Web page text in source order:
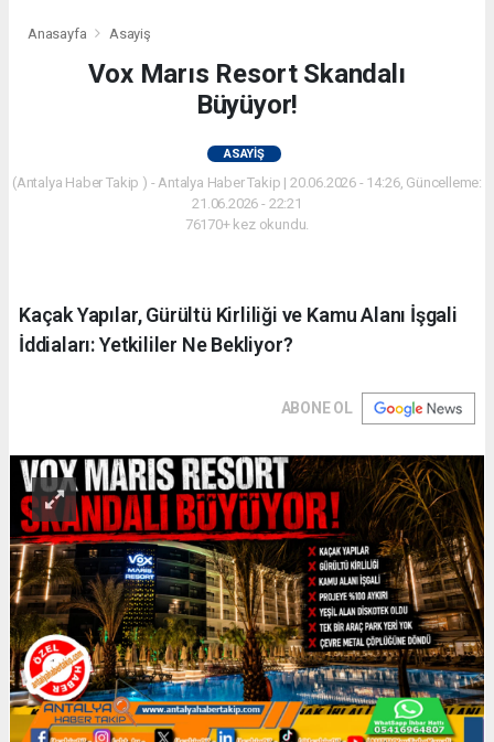
Anasayfa Asayiş
Vox Marıs Resort Skandalı
Büyüyor!
ASAYIŞ
(Antalya Haber Takip ) - Antalya Haber Takip | 20.06.2026 - 14:26, Güncelleme:
21.06.2026 - 22:21
76170+ kez okundu.
Kaçak Yapılar, Gürültü Kirliliği ve Kamu Alanı İşgali
İddiaları: Yetkililer Ne Bekliyor?
ABONE OL